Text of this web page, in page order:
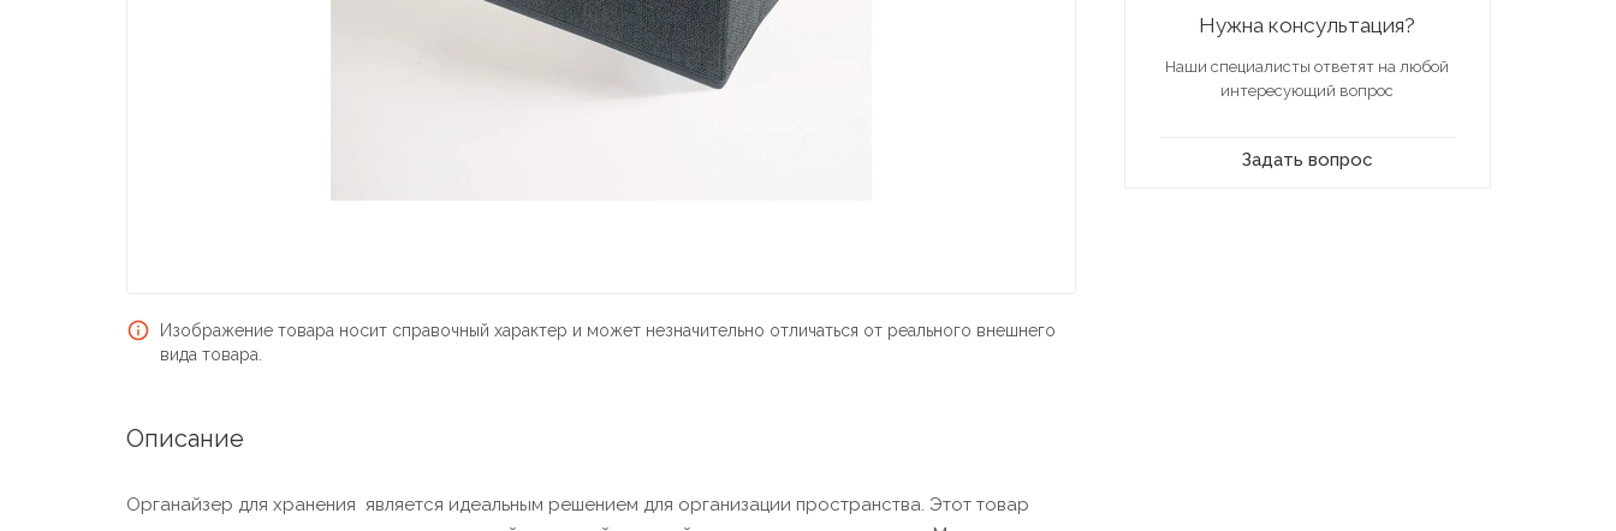
Изображение товара носит справочный характер и может незначительно отличаться от реального внешнего
вида товара.
Описание
Органайзер для хранения является идеальным решением для организации пространства. Этот товар
Нужна консультация?
Наши специалисты ответят на любой
интересующий вопрос
Задать вопрос